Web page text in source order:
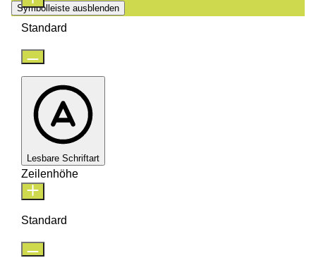
Symbolleiste ausblenden
Standard
Lesbare Schriftart
Zeilenhöhe
Standard